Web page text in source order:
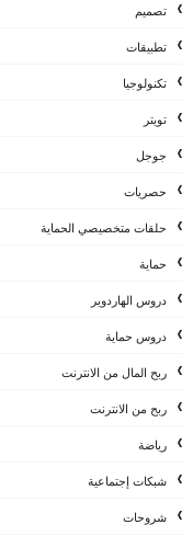
تصميم
تطبيقات
تكنولوجيا
تويتر
جوجل
حصريات
حلقات متخصيصي الحماية
حماية
دروس الهاردوير
دروس حماية
ربح المال من الانترنت
ربح من الانترنت
رياضة
شبكات إجتماعية
شروحات